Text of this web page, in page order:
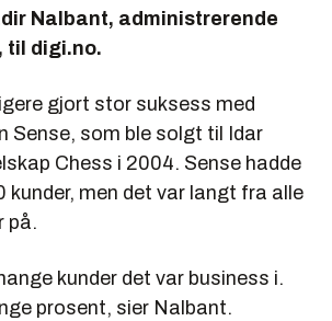
Nalbant, administrerende
til digi.no.
gjort stor suksess med
Sense, som ble solgt til Idar
Chess i 2004. Sense hadde
kunder, men det var langt fra alle
på.
kunder det var business i.
prosent, sier Nalbant.